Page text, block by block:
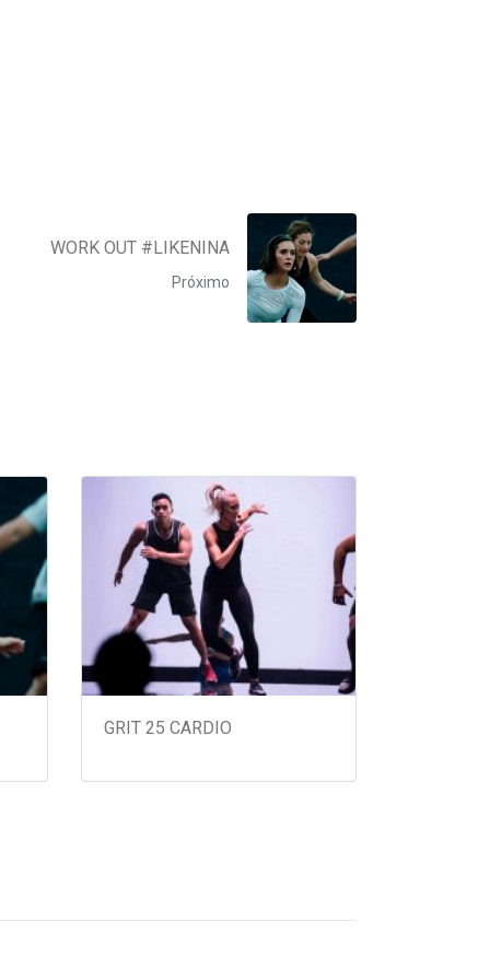
WORK OUT #LIKENINA
Próximo
GRIT 25 CARDIO